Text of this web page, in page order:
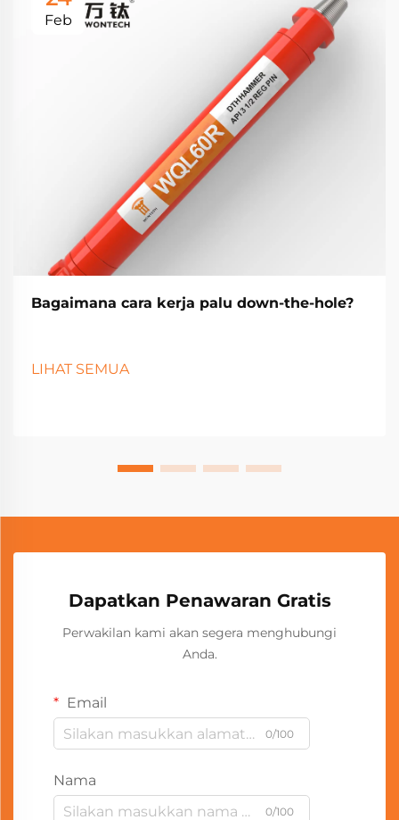
Feb
Bagaimana cara kerja palu down-the-hole?
LIHAT SEMUA
Dapatkan Penawaran Gratis
Perwakilan kami akan segera menghubungi
Anda.
Email
0/100
Nama
0/100